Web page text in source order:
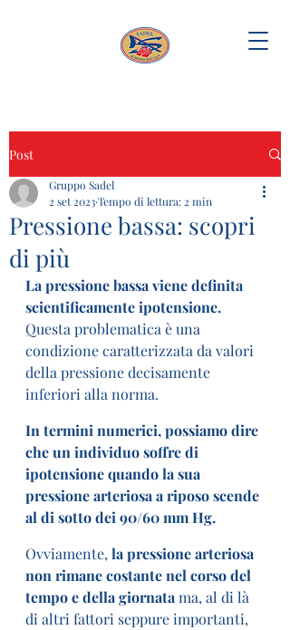
Post
Pressione bassa: scopri
di più
Gruppo Sadel
2 set 2023Tempo di lettura: 2 min
La pressione bassa viene definita
scientificamente ipotensione.
Questa problematica è una
condizione caratterizzata da valori
della pressione decisamente
inferiori alla norma.
In termini numerici, possiamo dire
che un individuo soffre di
ipotensione quando la sua
pressione arteriosa a riposo scende
al di sotto dei 90/60 mm Hg.
Ovviamente, la pressione arteriosa
non rimane costante nel corso del
tempo e della giornata ma, al di là
di altri fattori seppure importanti,